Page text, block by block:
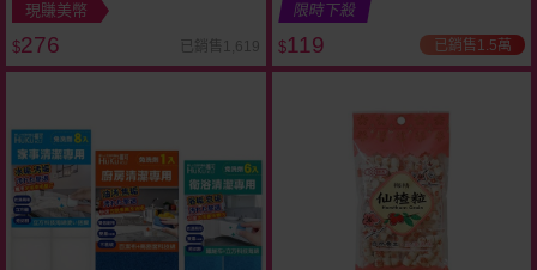
現賺美幣
$276 已銷售1,619
限時下殺
$119 已銷售1.5萬